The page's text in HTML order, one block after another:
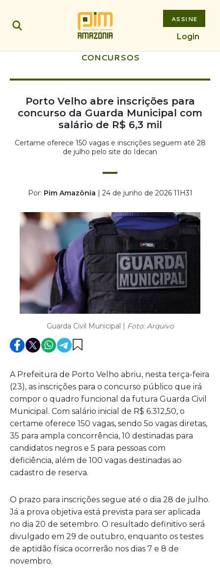
ASSINE
Login
CONCURSOS
Porto Velho abre inscrições para
concurso da Guarda Municipal com
salário de R$ 6,3 mil
Certame oferece 150 vagas e inscrições seguem até 28
de julho pelo site do Idecan
Por: Pim Amazônia | 24 de junho de 2026 11H31
Guarda Civil Municipal | Foto: Arquivo
A Prefeitura de Porto Velho abriu, nesta terça-feira
(23), as inscrições para o concurso público que irá
compor o quadro funcional da futura Guarda Civil
Municipal. Com salário inicial de R$ 6.312,50, o
certame oferece 150 vagas, sendo 5o vagas diretas,
35 para ampla concorrência, 10 destinadas para
candidatos negros e 5 para pessoas com
deficiência, além de 100 vagas destinadas ao
cadastro de reserva.
O prazo para inscrições segue até o dia 28 de julho.
Já a prova objetiva está prevista para ser aplicada
no dia 20 de setembro. O resultado definitivo será
divulgado em 29 de outubro, enquanto os testes
de aptidão física ocorrerão nos dias 7 e 8 de
novembro.